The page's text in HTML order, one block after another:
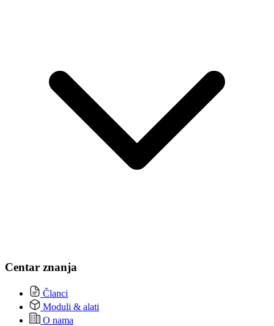
Centar znanja
Članci
Moduli & alati
O nama